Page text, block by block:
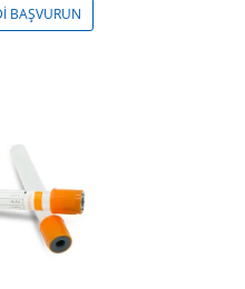
BAŞVURUN